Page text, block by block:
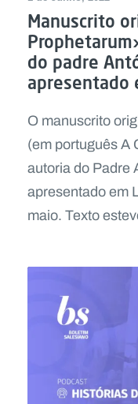
Manuscrito
do padre
apresentado
O manuscrito
(em português A
autoria do Padre
apresentado em
maio. Texto